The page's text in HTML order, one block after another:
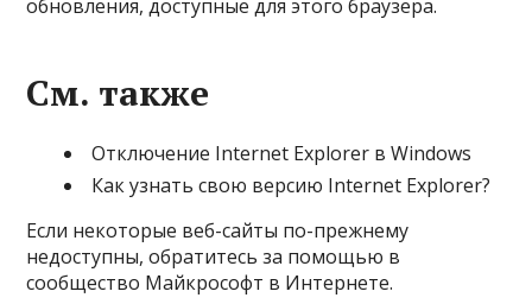
обновления, доступные для этого браузера.
См. также
Отключение Internet Explorer в Windows
Как узнать свою версию Internet Explorer?
Если некоторые веб-сайты по-прежнему
недоступны, обратитесь за помощью в
сообщество Майкрософт в Интернете.